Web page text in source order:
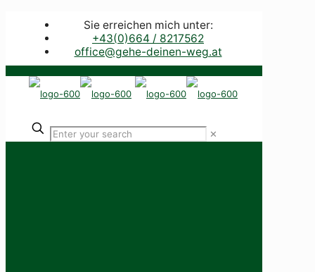
Sie erreichen mich unter:
+43(0)664 / 8217562
office@gehe-deinen-weg.at
✕